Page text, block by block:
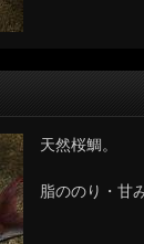
天然桜鯛。
脂ののり・甘